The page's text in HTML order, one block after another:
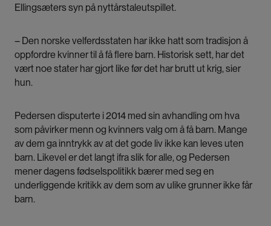
Ellingsæters syn på nyttårstaleutspillet.
– Den norske velferdsstaten har ikke hatt som tradisjon å
oppfordre kvinner til å få flere barn. Historisk sett, har det
vært noe stater har gjort like før det har brutt ut krig, sier
hun.
Pedersen disputerte i 2014 med sin avhandling om hva
som påvirker menn og kvinners valg om å få barn. Mange
av dem ga inntrykk av at det gode liv ikke kan leves uten
barn. Likevel er det langt ifra slik for alle, og Pedersen
mener dagens fødselspolitikk bærer med seg en
underliggende kritikk av dem som av ulike grunner ikke får
barn.